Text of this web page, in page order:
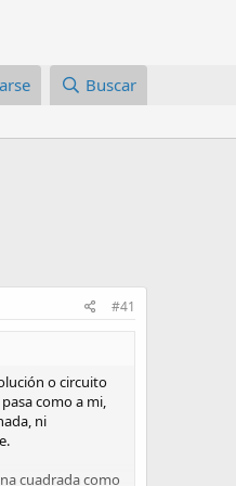
Buscar
#41
o circuito
como a mi,
ni
cuadrada como